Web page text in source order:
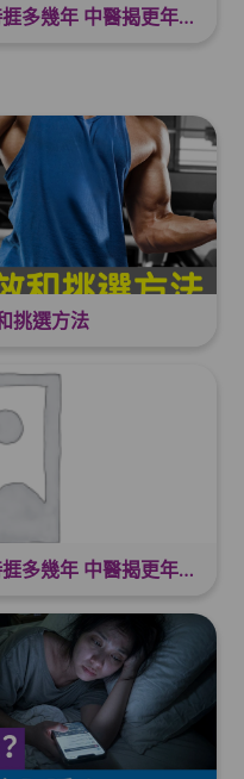
更年期保養無感?忽略呢點隨時捱多幾年 中醫揭更年保養關鍵 輕鬆舒適渡過更年期
挑選方法
更年期保養無感?忽略呢點隨時捱多幾年 中醫揭更年保養關鍵 輕鬆舒適渡過更年期